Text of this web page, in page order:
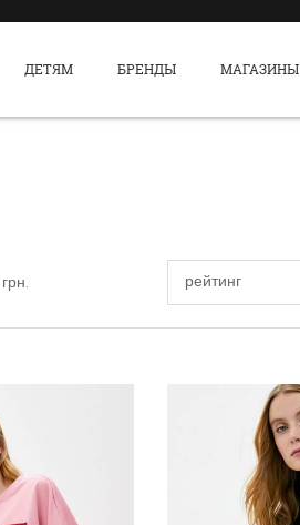
ДЕТЯМ БРЕНДЫ МАГАЗИНЫ
грн.